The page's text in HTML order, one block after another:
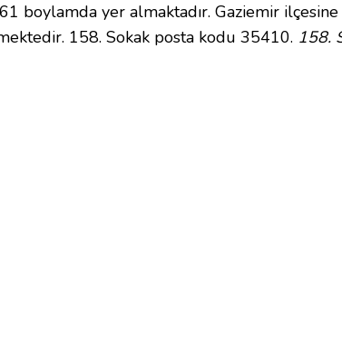
yer almaktadır. Gaziemir ilçesine
158. Sokak posta kodu 35410. 158.